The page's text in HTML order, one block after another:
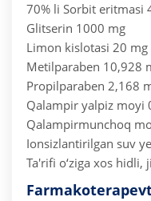
70% li Sorbit eritmasi
Glitserin 1000 mg
Limon kislotasi 20 mg
Metilparaben 10,928
Propilparaben 2,168
Qalampir yalpiz moyi
Qalampirmunchoq
Ionsizlantirilgan suv
Ta'rifi o‘ziga xos